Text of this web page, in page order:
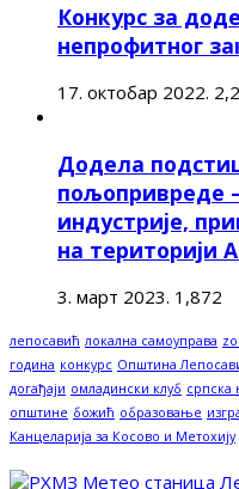
Конкурс за
непрофитног
17. октобар 2022.
Додела
пољопривреде
индустрије,
на територији
3. март 2023. 1,872
лепосавић локална самоуправа
година конкурс Општина
догађаји омладински клуб српска
општине божић образовање
Канцеларија за Косово и Метохију